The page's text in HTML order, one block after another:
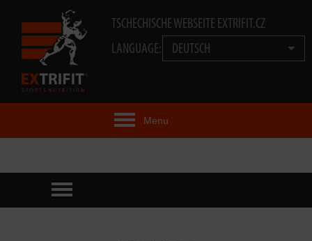
TSCHECHISCHE WEBSEITE EXTRIFIT.CZ
LANGUAGE:
DEUTSCH
Menu
PRODUKTE